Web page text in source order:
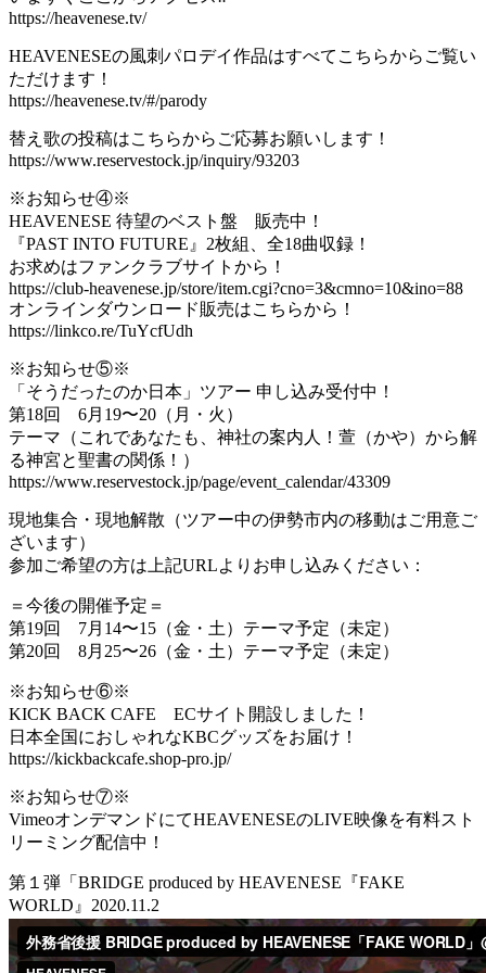
https://heavenese.tv/
HEAVENESEの風刺パロデイ作品はすべてこちらからご覧い
ただけます！
https://heavenese.tv/#/parody
替え歌の投稿はこちらからご応募お願いします！
https://www.reservestock.jp/inquiry/93203
※お知らせ④※
HEAVENESE 待望のベスト盤 販売中！
『PAST INTO FUTURE』2枚組、全18曲収録！
お求めはファンクラブサイトから！
https://club-heavenese.jp/store/item.cgi?cno=3&cmno=10&ino=88
オンラインダウンロード販売はこちらから！
https://linkco.re/TuYcfUdh
※お知らせ⑤※
「そうだったのか日本」ツアー 申し込み受付中！
第18回 6月19〜20（月・火）
テーマ（これであなたも、神社の案内人！萱（かや）から解
る神宮と聖書の関係！）
https://www.reservestock.jp/page/event_calendar/43309
現地集合・現地解散（ツアー中の伊勢市内の移動はご用意ご
ざいます）
参加ご希望の方は上記URLよりお申し込みください：
＝今後の開催予定＝
第19回 7月14〜15（金・土）テーマ予定（未定）
第20回 8月25〜26（金・土）テーマ予定（未定）
※お知らせ⑥※
KICK BACK CAFE ECサイト開設しました！
日本全国におしゃれなKBCグッズをお届け！
https://kickbackcafe.shop-pro.jp/
※お知らせ⑦※
VimeoオンデマンドにてHEAVENESEのLIVE映像を有料スト
リーミング配信中！
第１弾「BRIDGE produced by HEAVENESE『FAKE
WORLD』2020.11.2